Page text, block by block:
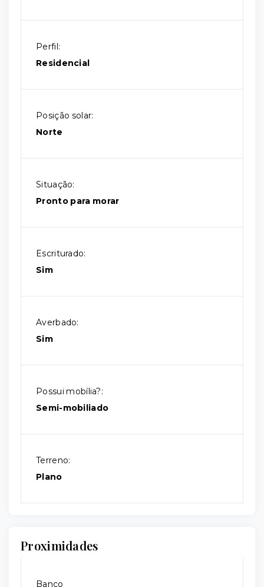
Perfil:
Residencial
Posição solar:
Norte
Situação:
Pronto para morar
Escriturado:
Sim
Averbado:
Sim
Possui mobília?:
Semi-mobiliado
Terreno:
Plano
Proximidades
Banco